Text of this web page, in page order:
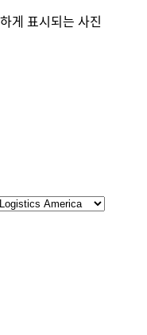
게 표시되는 사진